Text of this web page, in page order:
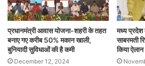
प्रधानमंत्री आवास योजना-शहरी के तहत
बनाए गए करीब 50% मकान खाली,
बुनियादी सुविधाओं की है कमी
December 12, 2024
मध्य प्रदेश
साबरमती
किया ऐलान